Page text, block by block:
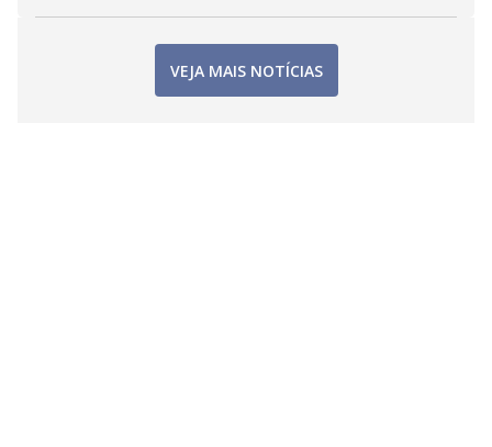
VEJA MAIS NOTÍCIAS